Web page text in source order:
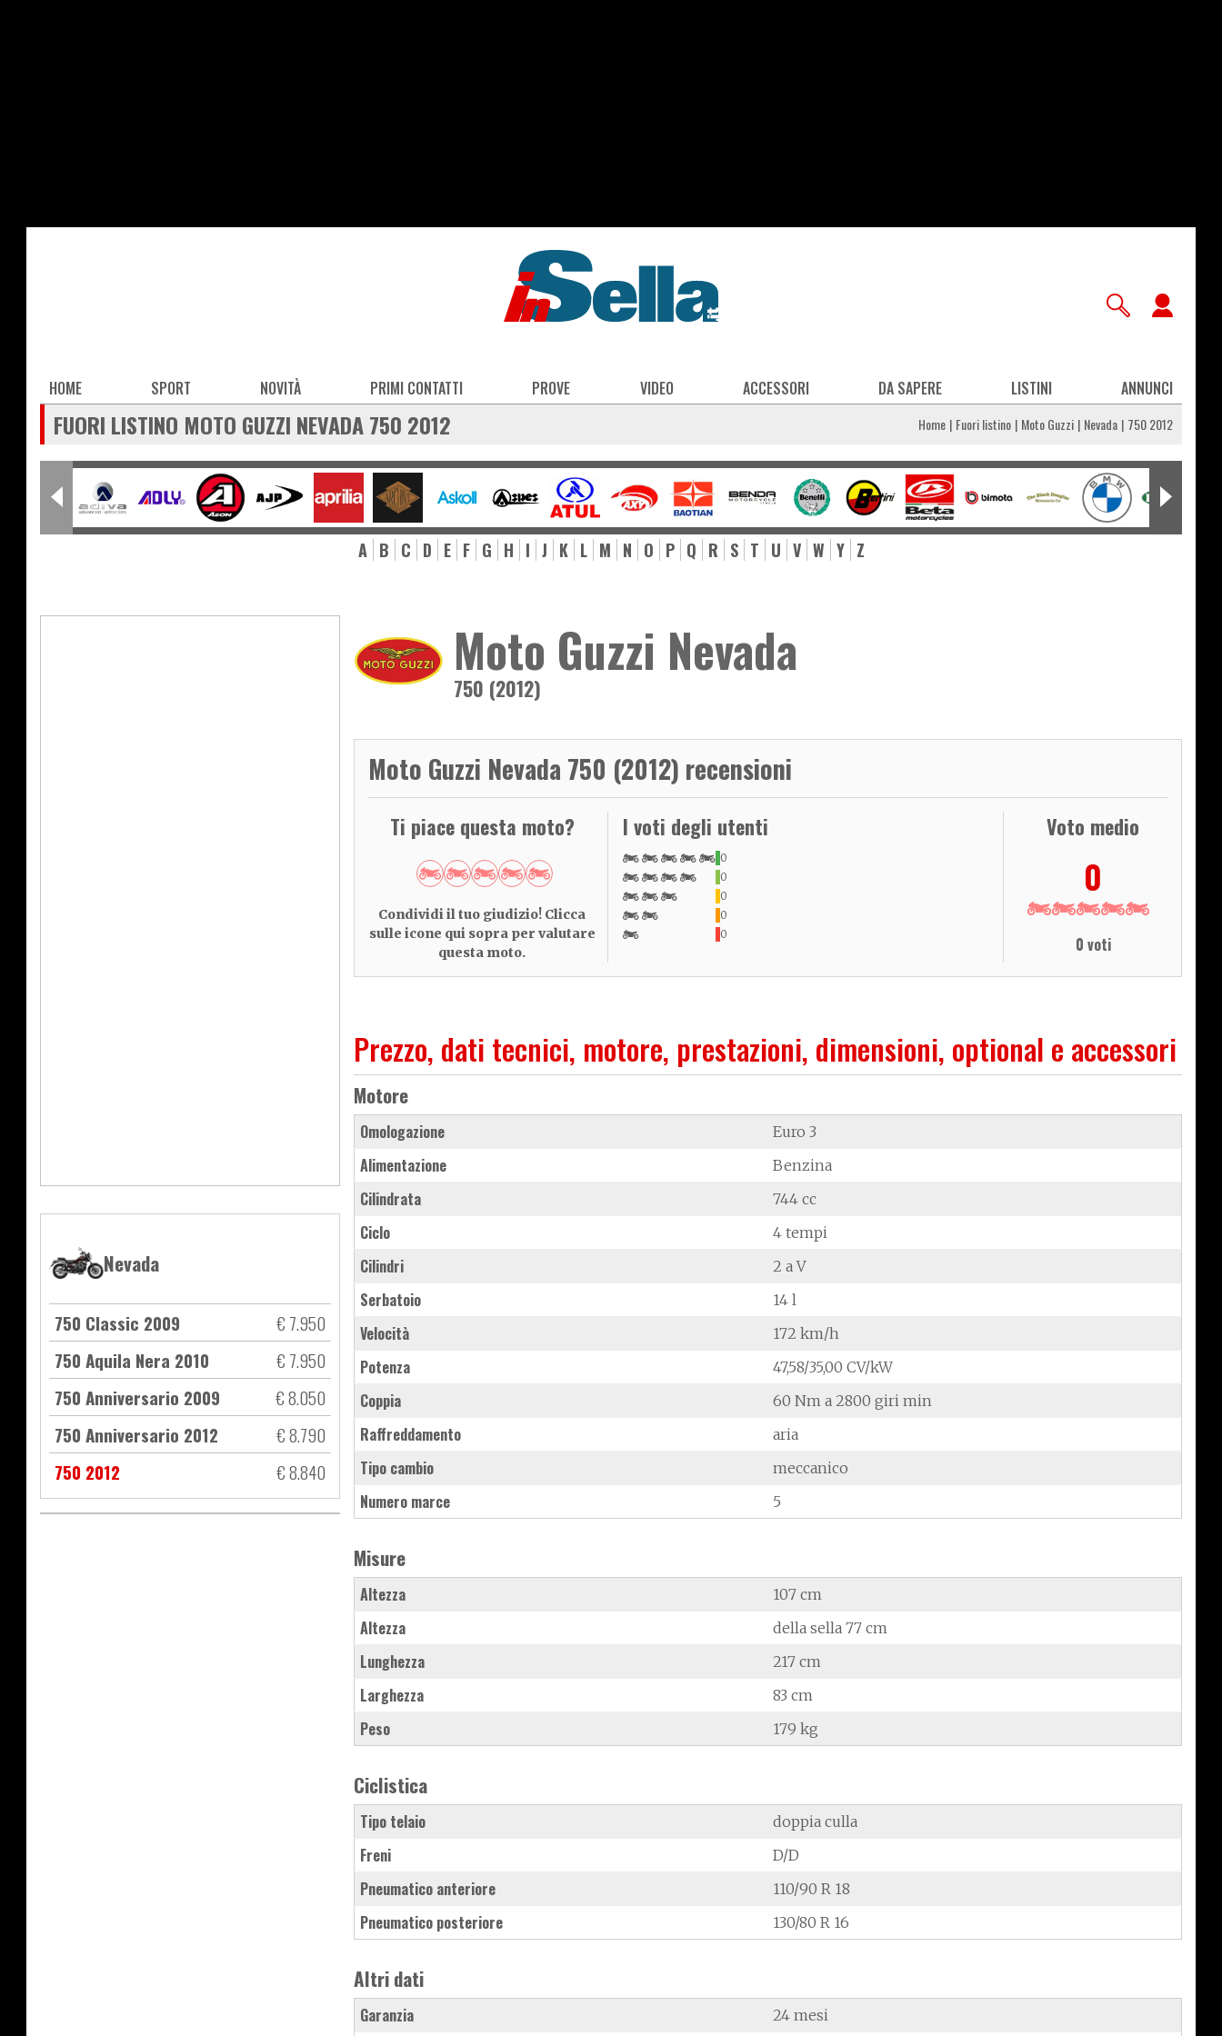
Main
navigation
HOME SPORT NOVITÀ PRIMI CONTATTI PROVE VIDEO ACCESSORI DA SAPERE LISTINI ANNUNCI
FUORI LISTINO MOTO GUZZI NEVADA 750 2012 Home Fuori listino Moto Guzzi Nevada 750 2012
A B C D E F G H I J K L M N O P Q R S T U V W Y Z
Nevada
750 Classic 2009
€ 7.950
750 Aquila Nera 2010
€ 7.950
750 Anniversario 2009
€ 8.050
750 Anniversario 2012
€ 8.790
750 2012
€ 8.840
Moto Guzzi Nevada
750 (2012)
Moto Guzzi Nevada 750 (2012) recensioni
Ti piace questa moto?
Condividi il tuo giudizio! Clicca
sulle icone qui sopra per valutare
questa moto.
I voti degli utenti
0
0
0
0
0
Voto medio
0
0 voti
Prezzo, dati tecnici, motore, prestazioni, dimensioni, optional e accessori
Motore
Omologazione Euro 3
Alimentazione Benzina
Cilindrata 744 cc
Ciclo 4 tempi
Cilindri 2 a V
Serbatoio 14 l
Velocità 172 km/h
Potenza 47,58/35,00 CV/kW
Coppia 60 Nm a 2800 giri min
Raffreddamento aria
Tipo cambio meccanico
Numero marce 5
Misure
Altezza 107 cm
Altezza della sella 77 cm
Lunghezza 217 cm
Larghezza 83 cm
Peso 179 kg
Ciclistica
Tipo telaio doppia culla
Freni D/D
Pneumatico anteriore 110/90 R 18
Pneumatico posteriore 130/80 R 16
Altri dati
Garanzia 24 mesi